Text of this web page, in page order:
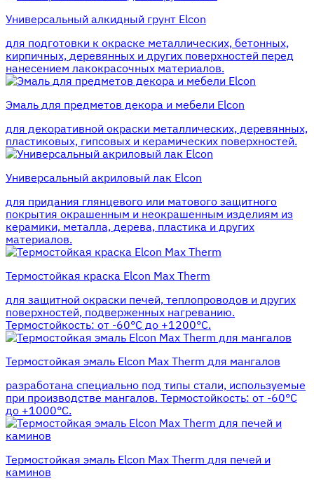
Универсальный алкидный грунт Elcon
для подготовки к окраске металлических, бетонных,
кирпичных, деревянных и других поверхностей перед
нанесением лакокрасочных материалов.
Эмаль для предметов декора и мебели Elcon
для декоративной окраски металлических, деревянных,
пластиковых, гипсовых и керамических поверхностей.
Универсальный акриловый лак Elcon
для придания глянцевого или матового защитного
покрытия окрашенным и неокрашенным изделиям из
керамики, металла, дерева, пластика и других
материалов.
Термостойкая краска Elcon Max Therm
для защитной окраски печей, теплопроводов и других
поверхностей, подверженных нагреванию.
Термостойкость: от -60°С до +1200°С.
Термостойкая эмаль Elcon Max Therm для мангалов
разработана специально под типы стали, используемые
при производстве мангалов. Термостойкость: от -60°С
до +1000°С.
Термостойкая эмаль Elcon Max Therm для печей и
каминов